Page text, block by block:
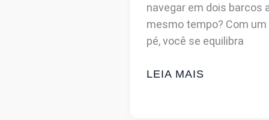
navegar em dois barcos
mesmo tempo? Com um
pé, você se equilibra
UM
LEIA MAIS